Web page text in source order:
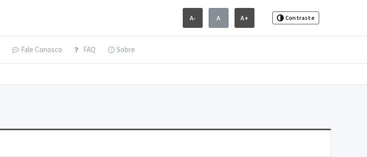
A- A A+ Contraste
Fale Conosco FAQ Sobre